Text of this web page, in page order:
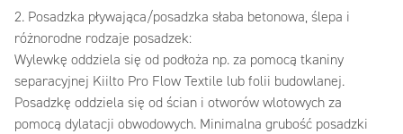
2. Posadzka pływająca/posadzka słaba betonowa, ślepa i
różnorodne rodzaje posadzek:
Wylewkę oddziela się od podłoża np. za pomocą tkaniny
separacyjnej Kiilto Pro Flow Textile lub folii budowlanej.
Posadzkę oddziela się od ścian i otworów wlotowych za
pomocą dylatacji obwodowych. Minimalna grubość posadzki